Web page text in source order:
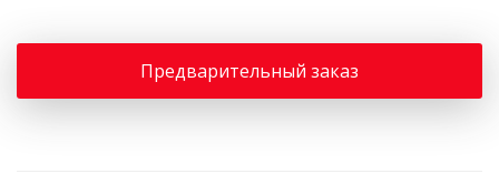
Предварительный заказ